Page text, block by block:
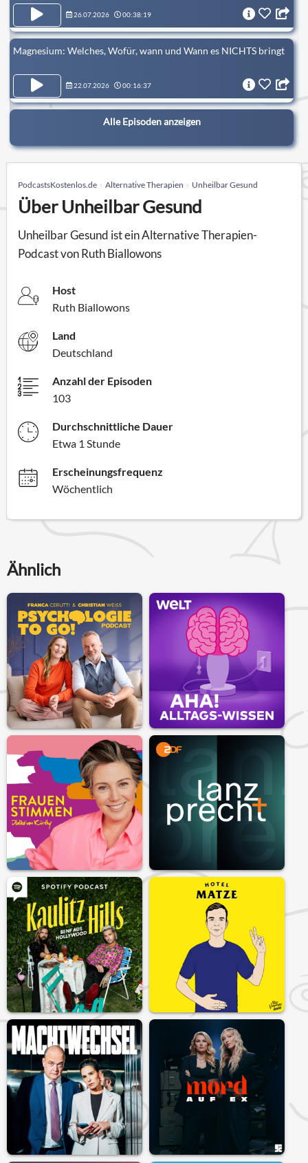
26.07.2026 00:38:19
Magnesium: Welches, Wofür, wann und Wann es NICHTS bringt
22.07.2026 00:16:37
Alle Episoden anzeigen
PodcastsKostenlos.de Alternative Therapien Unheilbar Gesund
Über Unheilbar Gesund
Unheilbar Gesund ist ein Alternative Therapien-
Podcast von Ruth Biallowons
Host
Ruth Biallowons
Land
Deutschland
Anzahl der Episoden
103
Durchschnittliche Dauer
Etwa 1 Stunde
Erscheinungsfrequenz
Wöchentlich
Ähnlich